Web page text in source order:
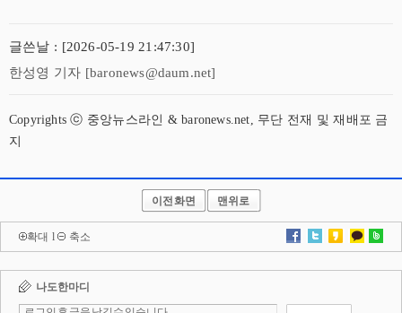
글쓴날 : [2026-05-19 21:47:30]
한성영 기자 [baronews@daum.net]
Copyrights ⓒ 중앙뉴스라인 & baronews.net, 무단 전재 및 재배포 금
지
이전화면 맨위로
확대 l 축소